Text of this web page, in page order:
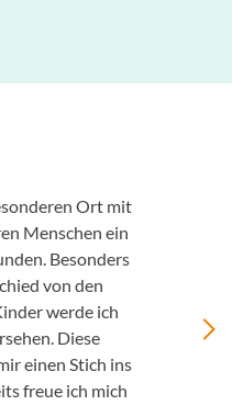
Ort mit
Menschen ein
Besonders
von den
werde ich
Diese
einen Stich ins
freue ich mich